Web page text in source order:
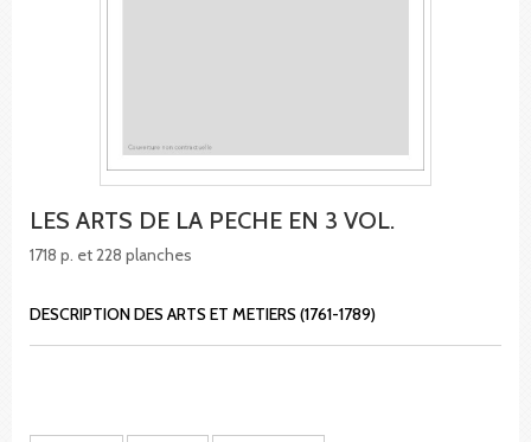
LES ARTS DE LA PECHE EN 3 VOL.
1718 p. et 228 planches
DESCRIPTION DES ARTS ET METIERS (1761-1789)